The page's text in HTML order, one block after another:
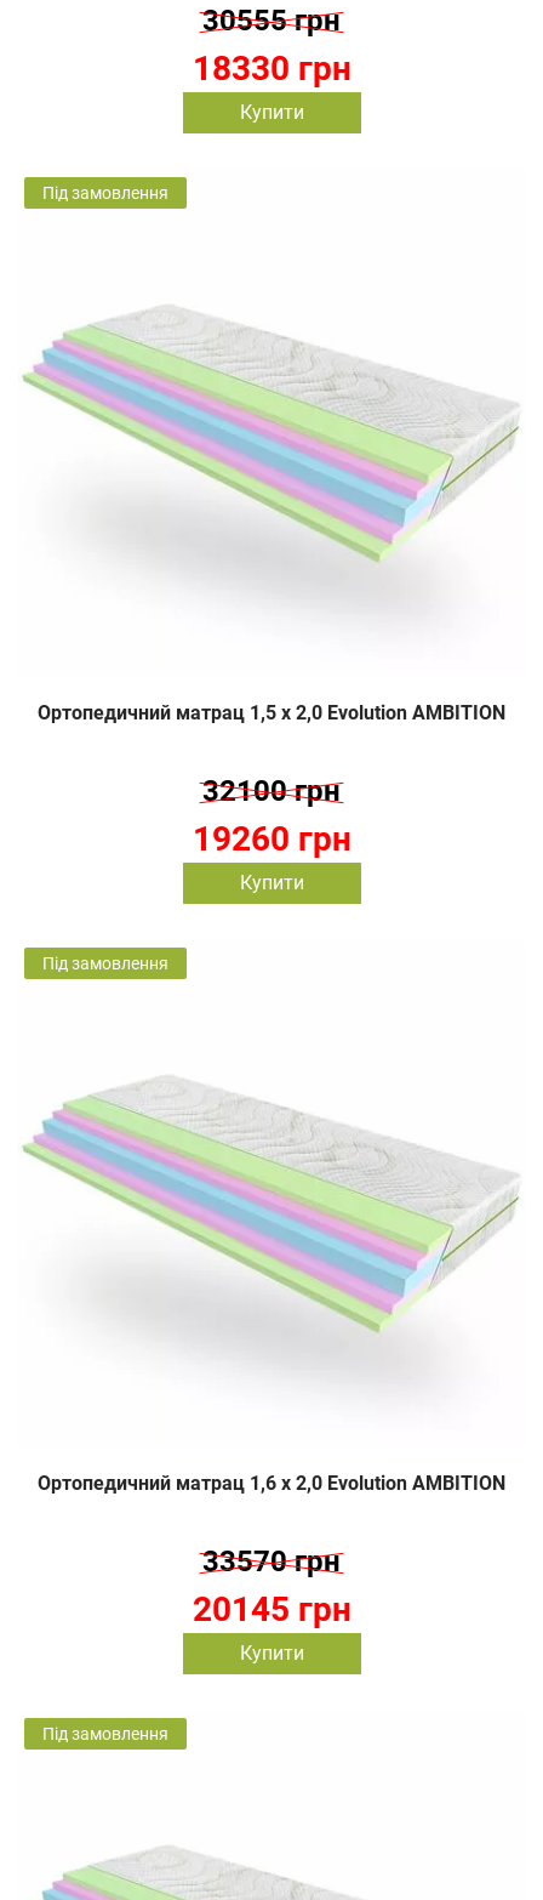
18330 грн
30555 грн
Купити
Під замовлення
Ортопедичний матрац 1,5 х 2,0 Evolution AMBITION
19260 грн
32100 грн
Купити
Під замовлення
Ортопедичний матрац 1,6 х 2,0 Evolution AMBITION
20145 грн
33570 грн
Купити
Під замовлення